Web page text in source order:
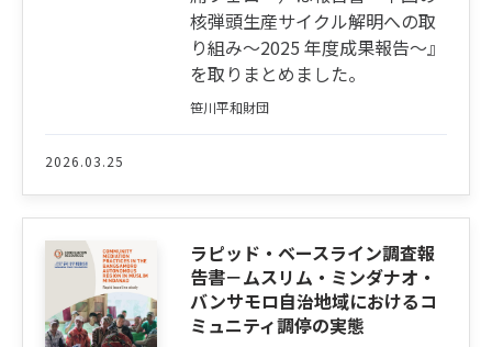
核弾頭生産サイクル解明への取
り組み～2025 年度成果報告～』
を取りまとめました。
笹川平和財団
2026.03.25
ラピッド・ベースライン調査報
告書－ムスリム・ミンダナオ・
バンサモロ自治地域におけるコ
ミュニティ調停の実態